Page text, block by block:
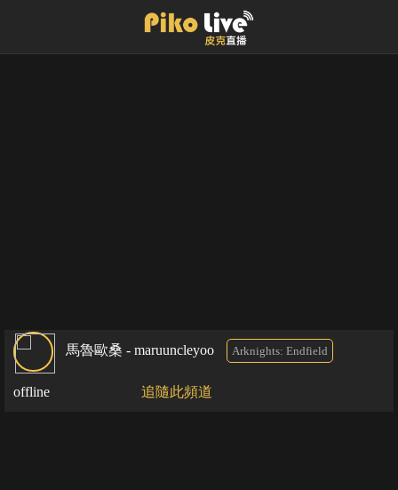
馬魯歐桑 - maruuncleyoo Arknights: Endfield
offline 追隨此頻道